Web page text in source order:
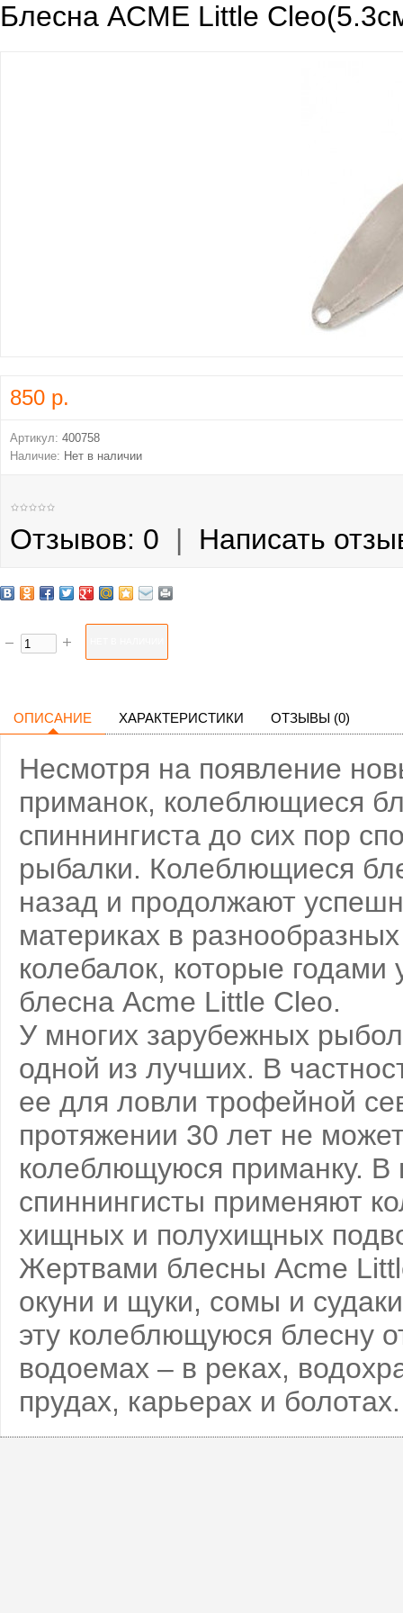
Блесна ACME Little
850 р.
Артикул: 400758
Наличие: Нет в наличии
Отзывов: 0 | Написать
ОПИСАНИЕ ХАРАКТЕРИСТИКИ ОТЗЫВЫ (0)
Несмотря на появление
приманок, колеблющиеся
спиннингиста до сих пор
рыбалки. Колеблющиеся
назад и продолжают
материках в
колебалок, которые
блесна Acme Little Cleo.
У многих зарубежных
одной из лучших. В
ее для ловли трофейной
протяжении 30 лет не
колеблющуюся приманку. В
спиннингисты применяют
хищных и полухищных
Жертвами блесны Acme
окуни и щуки, сомы и
эту колеблющуюся блесну
водоемах – в реках,
прудах, карьерах и болотах.